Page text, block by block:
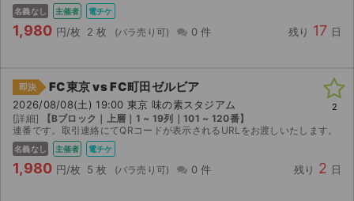
名義なし 主催者 電チケ
1,980 円/枚 2 枚 0 件 残り 17 日
即決 FC東京 vs FC町田ゼルビア
2026/08/08(土) 19:00 東京 味の素スタジアム
[詳細]
【Bブロック｜上層｜1 ~ 19列｜101 ~ 120番】
連番です。取引連絡にてQRコードが表示されるURLをお渡しいたします。
名義なし 主催者 電チケ
1,980 円/枚 5 枚 0 件 残り 2 日
2